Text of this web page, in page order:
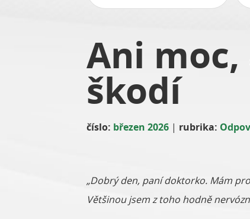
Ani
škodí
číslo: březen 2026 | rubrika:
„Dobrý den, paní doktorko. Mám
Většinou jsem z toho hodně